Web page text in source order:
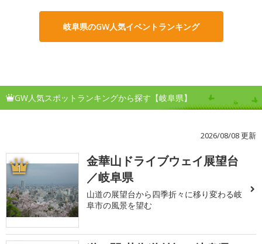
岐阜県のGW人気イベントランキング
GW人気スポットランキングから探す【岐阜県】
2026/08/08 更新
1
金華山ドライブウェイ展望台
／岐阜県
山道の展望台から四季折々に移り変わる岐
阜市の風景を望む